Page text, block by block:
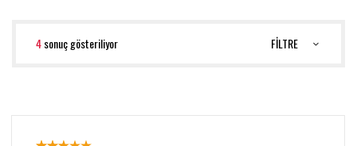
4sonuç gösteriliyor FİLTRE